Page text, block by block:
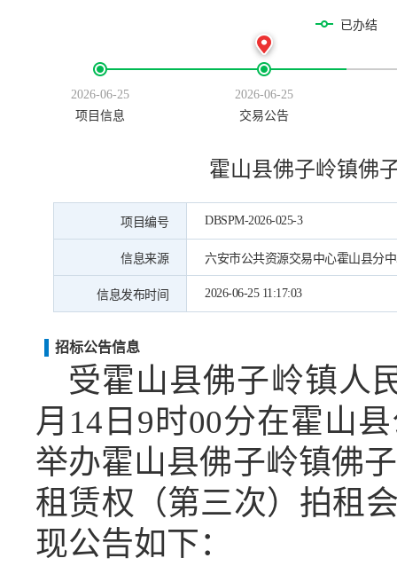
已办结
2026-06-25
项目信息
2026-06-25
交易公告
霍山县佛子岭镇佛
项目编号 DBSPM-2026-025-3
信息来源 六安市公共资源交易中心霍山县分
信息发布时间 2026-06-25 11:17:03
招标公告信息
受霍山县佛子岭镇人
月14 日 9时00分在霍山
举办霍山县佛子岭镇佛
租赁权（第三次）拍租
现公告如下：